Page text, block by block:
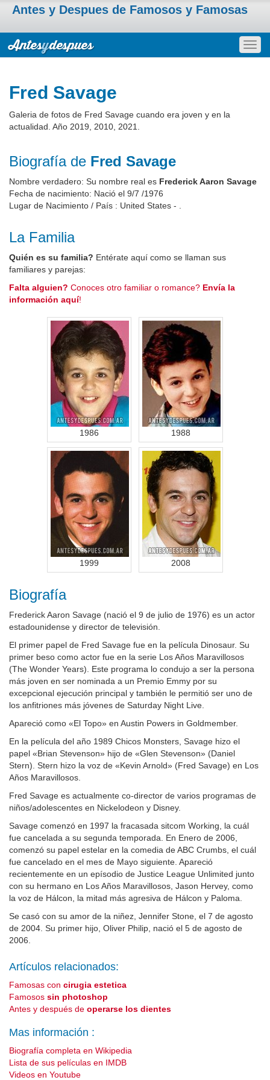
Antes y Despues de Famosos y Famosas
Fred Savage
Galeria de fotos de Fred Savage cuando era joven y en la
actualidad. Año 2019, 2010, 2021.
Biografía de Fred Savage
Nombre verdadero: Su nombre real es Frederick Aaron Savage
Fecha de nacimiento: Nació el 9/7 /1976
Lugar de Nacimiento / País : United States - .
La Familia
Quién es su familia? Entérate aquí como se llaman sus
familiares y parejas:
Falta alguien? Conoces otro familiar o romance? Envía la
información aquí!
1986 1988
1999 2008
Biografía
Frederick Aaron Savage (nació el 9 de julio de 1976) es un actor
estadounidense y director de televisión.
El primer papel de Fred Savage fue en la película Dinosaur. Su
primer beso como actor fue en la serie Los Años Maravillosos
(The Wonder Years). Este programa lo condujo a ser la persona
más joven en ser nominada a un Premio Emmy por su
excepcional ejecución principal y también le permitió ser uno de
los anfitriones más jóvenes de Saturday Night Live.
Apareció como «El Topo» en Austin Powers in Goldmember.
En la película del año 1989 Chicos Monsters, Savage hizo el
papel «Brian Stevenson» hijo de «Glen Stevenson» (Daniel
Stern). Stern hizo la voz de «Kevin Arnold» (Fred Savage) en Los
Años Maravillosos.
Fred Savage es actualmente co-director de varios programas de
niños/adolescentes en Nickelodeon y Disney.
Savage comenzó en 1997 la fracasada sitcom Working, la cuál
fue cancelada a su segunda temporada. En Enero de 2006,
comenzó su papel estelar en la comedia de ABC Crumbs, el cuál
fue cancelado en el mes de Mayo siguiente. Apareció
recientemente en un epísodio de Justice League Unlimited junto
con su hermano en Los Años Maravillosos, Jason Hervey, como
la voz de Hálcon, la mitad más agresiva de Hálcon y Paloma.
Se casó con su amor de la niñez, Jennifer Stone, el 7 de agosto
de 2004. Su primer hijo, Oliver Philip, nació el 5 de agosto de
2006.
Artículos relacionados:
Famosas con cirugia estetica
Famosos sin photoshop
Antes y después de operarse los dientes
Mas información :
Biografía completa en Wikipedia
Lista de sus películas en IMDB
Videos en Youtube